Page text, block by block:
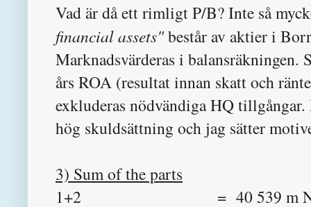
Vad är då ett rimligt P/B?Inte så
financial assets"består av aktier i
Marknadsvärderas i balansräkningen.
års ROA (resultat innan skatt och
exkluderas nödvändiga HQ
hög skuldsättning och jag sätter
3) Sum of the parts
1+2 = 40 539 m NOK